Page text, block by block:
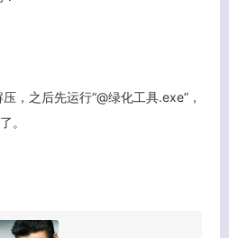
，之后先运行“@绿化工具.exe”，
。